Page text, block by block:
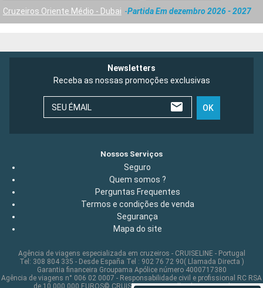
Cruzeiros Oriente Médio - Dubai
Partida Em dezembro 2026 - 2027
Newsletters
Receba as nossas promoções exclusivas
SEU ÉMAIL OK
Nossos Serviços
Seguro
Quem somos ?
Perguntas Frequentes
Termos e condições de venda
Segurança
Mapa do site
Agência de viagens especializada em cruzeiros - CRUISELINE - Portugal
Tel: 308 804 335 - Desde España Tel : 902 76 72 90( Llamada Directa )
Garantia financeira Groupama Apólice número 4000717380
Agência de viagens n° 006 02 0007 - Responsabilidade civil e profissional RC RSA
de 10 000 000 EUROS© CRUISELINE 2026 - all rights reserved